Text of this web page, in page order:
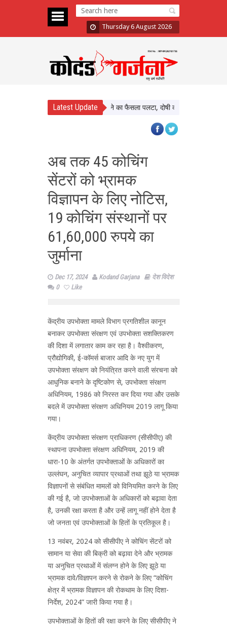
Thursday 6 August 2026
Latest Update
Bombay HC ने बरी करने का फैसला पलटा, दोषी करार
अब तक 45 कोचिंग
सेंटरों को भ्रामक
विज्ञापन के लिए नोटिस,
19 कोचिंग संस्थानों पर
61,60,000 रुपये का
जुर्माना
Dec 17, 2024 Kodand Garjana
देश विदेश
0
Like
केंद्रीय उपभोक्ता मामले विभाग प्रगतिशील कानून
बनाकर उपभोक्ता संरक्षण एवं उपभोक्ता सशक्तिकरण
की दिशा में लगातार काम कर रहा है। वैश्वीकरण,
प्रौद्योगिकी, ई-कॉमर्स बाजार आदि के नए युग में
उपभोक्ता संरक्षण को नियंत्रित करने वाली संरचना को
आधुनिक बनाने के दृष्टिकोण से, उपभोक्ता संरक्षण
अधिनियम, 1986 को निरस्त कर दिया गया और उसके
बदले में उपभोक्ता संरक्षण अधिनियम 2019 लागू किया
गया।
केंद्रीय उपभोक्ता संरक्षण प्राधिकरण (सीसीपीए) की
स्थापना उपभोक्ता संरक्षण अधिनियम, 2019 की
धारा-10 के अंतर्गत उपभोक्ताओं के अधिकारों का
उल्लंघन, अनुचित व्यापार प्रथाओं तथा झूठे या भ्रामक
विज्ञापनों से संबंधित मामलों को विनियमित करने के लिए
की गई है, जो उपभोक्ताओं के अधिकारों को बढ़ावा देता
है, उनकी रक्षा करता है और उन्हें लागू नहीं होने देता है
जो जनता एवं उपभोक्ताओं के हितों के प्रतिकूल है।
13 नवंबर, 2024 को सीसीपीए ने कोचिंग सेंटरों को
सामान या सेवा की बिक्री को बढ़ावा देने और भ्रामक
या अनुचित प्रथाओं में संलग्न होने के लिए झूठे या
भ्रामक दावे/विज्ञापन करने से रोकने के लिए “कोचिंग
क्षेत्र में भ्रामक विज्ञापन की रोकथाम के लिए दिशा-
निर्देश, 2024” जारी किया गया है।
उपभोक्ताओं के हितों की रक्षा करने के लिए सीसीपीए ने